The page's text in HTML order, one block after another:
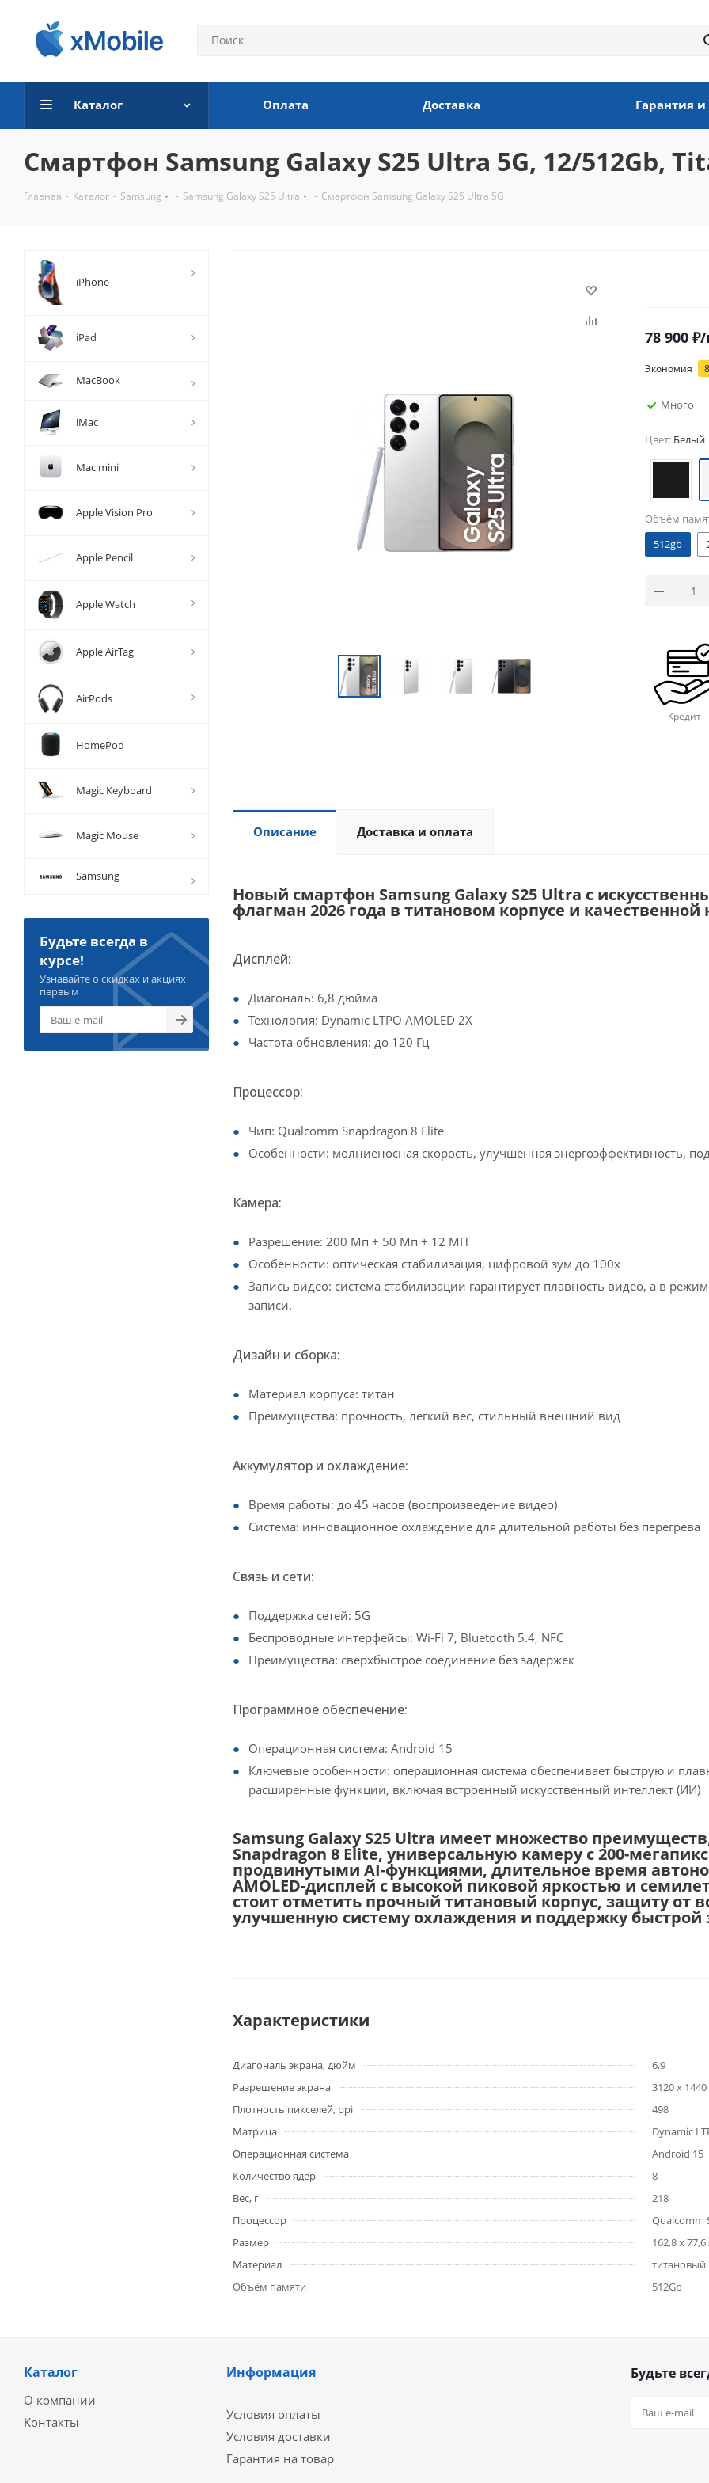
Каталог Оплата Доставка Гарантия и
Смартфон Samsung Galaxy S25 Ultra 5G, 12/512Gb,
Главная - Каталог - Samsung - Samsung Galaxy S25 Ultra - Смартфон Samsung Galaxy S25 Ultra 5G
78 900 ₽/
Экономия
Много
Цвет: Белый
Объём
512gb
Кредит
Описание Доставка и оплата
Новый смартфон Samsung Galaxy S25 Ultra с
флагман 2026 года в титановом корпусе и
Дисплей:
Диагональ: 6,8 дюйма
Технология: Dynamic LTPO AMOLED 2X
Частота обновления: до 120 Гц
Процессор:
Чип: Qualcomm Snapdragon 8 Elite
Особенности: молниеносная скорость, улучшенная энергоэффективность,
Камера:
Разрешение: 200 Мп + 50 Мп + 12 МП
Особенности: оптическая стабилизация, цифровой зум до 100х
Запись видео: система стабилизации гарантирует плавность видео, а в
записи.
Дизайн и сборка:
Материал корпуса: титан
Преимущества: прочность, легкий вес, стильный внешний вид
Аккумулятор и охлаждение:
Время работы: до 45 часов (воспроизведение видео)
Система: инновационное охлаждение для длительной работы без перегрева
Связь и сети:
Поддержка сетей: 5G
Беспроводные интерфейсы: Wi-Fi 7, Bluetooth 5.4, NFC
Преимущества: сверхбыстрое соединение без задержек
Программное обеспечение:
Операционная система: Android 15
Ключевые особенности: операционная система обеспечивает быструю и
расширенные функции, включая встроенный искусственный интеллект (ИИ)
Samsung Galaxy S25 Ultra имеет множество
Snapdragon 8 Elite, универсальную камеру с 200-
продвинутыми AI-функциями, длительное время
AMOLED-дисплей с высокой пиковой яркостью и
стоит отметить прочный титановый корпус, защиту от
улучшенную систему охлаждения и поддержку быстрой
Характеристики
Диагональ экрана, дюйм
6,9
Разрешение экрана
3120 x 1440
Плотность пикселей, ppi
498
Матрица
Dynamic
Операционная система
Android 15
Количество ядер
8
Вес, г
218
Процессор
Qualcomm
Размер
162,8 x 77,6
Материал
титановый
Объём памяти
512Gb
iPhone
iPad
MacBook
iMac
Mac mini
Apple Vision Pro
Apple Pencil
Apple Watch
Apple AirTag
AirPods
HomePod
Magic Keyboard
Magic Mouse
Samsung
Будьте всегда в
курсе!
Узнавайте о скидках и акциях
первым
Каталог
О компании
Контакты
Информация
Условия оплаты
Условия доставки
Гарантия на товар
Будьте